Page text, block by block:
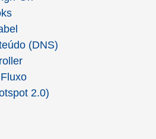
(DNS)
2.0)